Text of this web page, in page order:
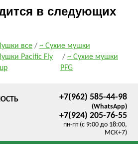
в следующих
все / ~ Сухие мушки
Pacific Fly
/ ~ Сухие мушки
PFG
+7(962) 585-44-98
(WhatsApp)
+7(924) 205-76-55
пн-пт (с 9:00 до 18:00,
МСК+7)